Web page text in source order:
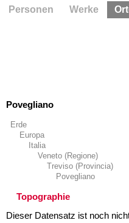
Povegliano
Erde
Europa
Italia
Veneto (Regione)
Treviso (Provincia)
Povegliano
Topographie
Dieser Datensatz ist noch
Personen Werke